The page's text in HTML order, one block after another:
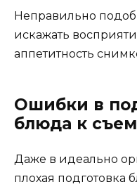
Неправильно
искажать
аппетитность
Ошибки в
блюда к
Даже в идеально
плохая подготовка